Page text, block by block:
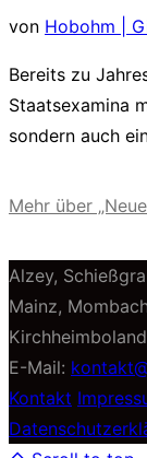
von Hobohm |
Bereits zu
Staatsexamina
sondern auch
Mehr über
Alzey,
Mainz,
E-Mail:
Kontakt